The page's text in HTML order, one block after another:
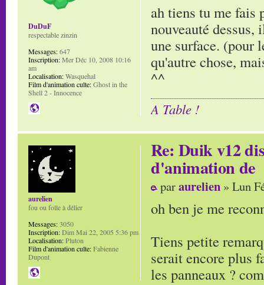
ah tiens tu me fais
nouveauté
une surface. (pour
qu'autre chose,
^^
A Table !
DuDuF
respectable zinzin
Messages:647
Inscription:Mer Déc 10, 2008 10:16
am
Localisation:Wasquehal
Film d'animation culte:Ghost in the
Shell 2 - Innocence
Re: Duik v12
d'animation de
paraurelien » Lun
oh ben je me
Tiens petite
serait encore plus
les panneaux ?
aurelien
fou ou folle à délier
Messages:3050
Inscription:Dim Mai 22, 2005 5:36 pm
Localisation:Pluton
Film d'animation culte:Fabienne
Dupont